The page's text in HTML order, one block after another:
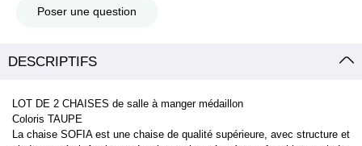
Poser une question
DESCRIPTIFS
LOT DE 2 CHAISES de salle à manger médaillon
Coloris TAUPE
La chaise SOFIA est une chaise de qualité supérieure, avec structure et